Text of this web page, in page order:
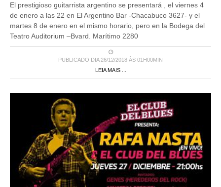
El prestigioso guitarrista argentino se presentará , el viernes 4
de enero a las 22 en El Argentino Bar -Chacabuco 3627- y el
martes 8 de enero en el mismo horario, pero en la Bodega del
Teatro Auditorium –Bvard. Marítimo 2280
PUBLICADO DIA 26/12/2018 ÀS 01H00MIN
LEIA MAIS ...